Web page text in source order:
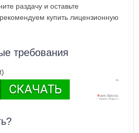
раздачу и оставьте
купить лицензионную
требования